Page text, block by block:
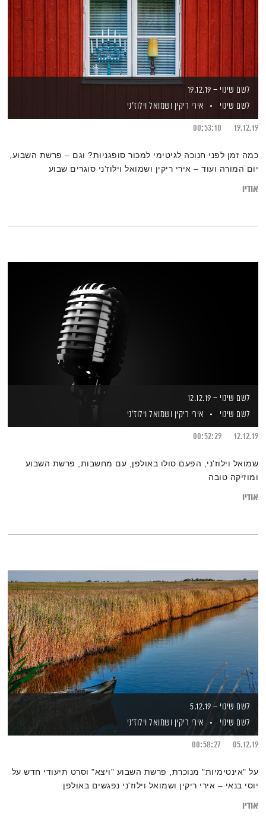
לשם שינוי – 19.12.19
לשם שינוי
אירי ריקין ושמואל וילוז'ני
19.12.19
00:53:10
כמה זמן לפני חנוכה לגיטימי למכור סופגניות? וגם – פרשת השבוע,
יום המורה ועוד – אירי ריקין ושמואל וילוז'ני סוגרים שבוע
אודיו
לשם שינוי – 12.12.19
לשם שינוי
אירי ריקין ושמואל וילוז'ני
12.12.19
00:52:29
שמואל וילוז'ני, הפעם סולו באולפן, עם מחשבות, פרשת השבוע
ומוזיקה טובה
אודיו
לשם שינוי – 5.12.19
לשם שינוי
אירי ריקין ושמואל וילוז'ני
05.12.19
00:58:27
על "אינטימיות" מנוכרת, פרשת השבוע "ויצא" וסרט תיעודי חדש על
יוסי בנאי – אירי ריקין ושמואל וילוז'ני נפגשים באולפן
אודיו